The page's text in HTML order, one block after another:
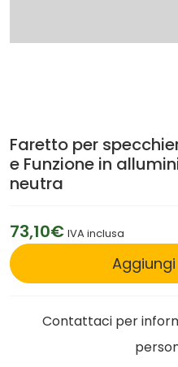
Faretto per
e Funzione in
neutra
73,10€ IVA inclusa
Contattaci per